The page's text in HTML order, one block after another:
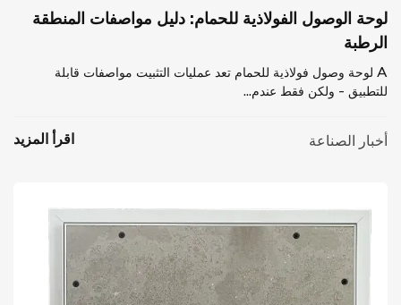
لوحة الوصول الفولاذية للحمام: دليل مواصفات المنطقة
الرطبة
A لوحة وصول فولاذية للحمام تعد عمليات التثبيت مواصفات قابلة
للتطبيق - ولكن فقط عندم...
أخبار الصناعة اقرأ المزيد